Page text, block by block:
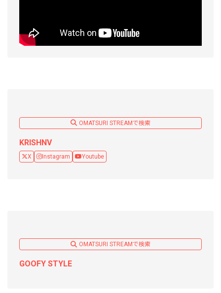
OMATSURI STREAMで検索
KRISHNV
X Instagram Youtube
OMATSURI STREAMで検索
GOOFY STYLE